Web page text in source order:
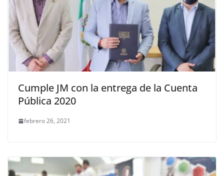
Cumple JM con la entrega de la Cuenta
Pública 2020
febrero 26, 2021